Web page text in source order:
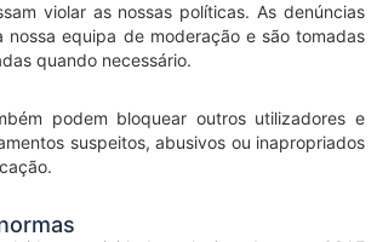
violar as nossas políticas. As denúncias
nossa equipa de moderação e são tomadas
quando necessário.
podem bloquear outros utilizadores e
suspeitos, abusivos ou inapropriados